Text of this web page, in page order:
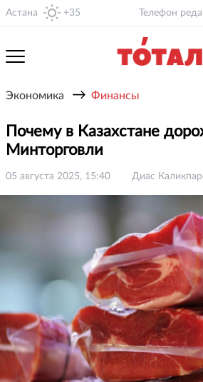
Астана +35 Телефон
Экономика → Финансы
Почему в Казахстане
Минторговли
05 августа 2025, 15:40 Диас